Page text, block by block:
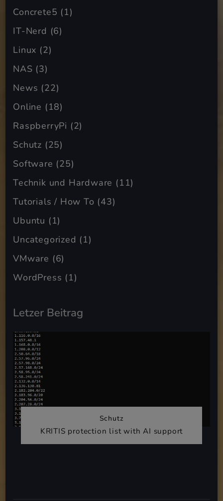
Concrete5 (1)
IT-Nerd (6)
Linux (2)
NAS (3)
News (22)
Online (18)
RaspberryPi (2)
Schutz (25)
Software (25)
Technik und Hardware (11)
Tutorials / How To (43)
Ubuntu (1)
Uncategorized (1)
VMware (6)
WordPress (1)
Letzer Beitrag
Schutz
KRITIS protection list with AI support